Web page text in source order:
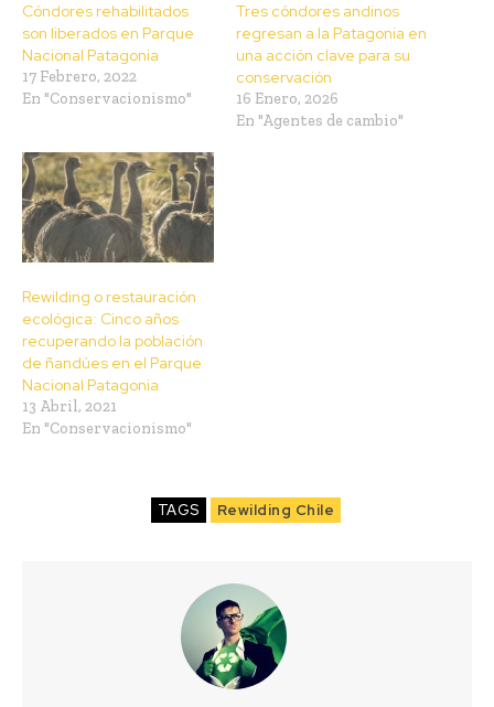
Cóndores rehabilitados
son liberados en Parque
Nacional Patagonia
17 Febrero, 2022
En "Conservacionismo"
Tres cóndores andinos
regresan a la Patagonia en
una acción clave para su
conservación
16 Enero, 2026
En "Agentes de cambio"
Rewilding o restauración
ecológica: Cinco años
recuperando la población
de ñandúes en el Parque
Nacional Patagonia
13 Abril, 2021
En "Conservacionismo"
TAGS Rewilding Chile